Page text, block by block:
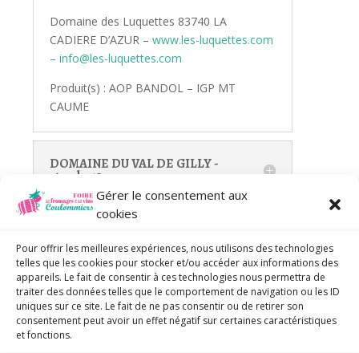
Gérer le consentement aux
cookies
Pour offrir les meilleures expériences, nous utilisons des technologies
telles que les cookies pour stocker et/ou accéder aux informations des
appareils. Le fait de consentir à ces technologies nous permettra de
traiter des données telles que le comportement de navigation ou les ID
uniques sur ce site. Le fait de ne pas consentir ou de retirer son
consentement peut avoir un effet négatif sur certaines caractéristiques
et fonctions.
Domaine des Luquettes 83740 LA
CADIERE D’AZUR – www.les-luquettes.com
– info@les-luquettes.com
Produit(s) : AOP BANDOL – IGP MT
CAUME
DOMAINE DU VAL DE GILLY -
stand 259
VIN DU RHÔNE
BERTHET RAYNE - stand 20